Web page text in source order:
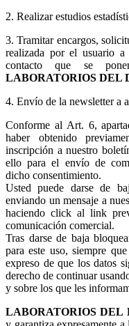
2. Realizar estudios
3.Tramitar encargos,
realizada por el usuario
contacto que se
LABORATORIOS DEL
4. Envío de la newsletter a
Conforme al Art. 6,
haber obtenido
inscripción a nuestro
ello para el envío de
dicho consentimiento.
Usted puede darse de
enviando un mensaje a
haciendo click al link
comunicación comercial.
Tras darse de baja
para este uso, siempre
expreso de que los datos
derecho de continuar
y sobre los que les
LABORATORIOS DEL